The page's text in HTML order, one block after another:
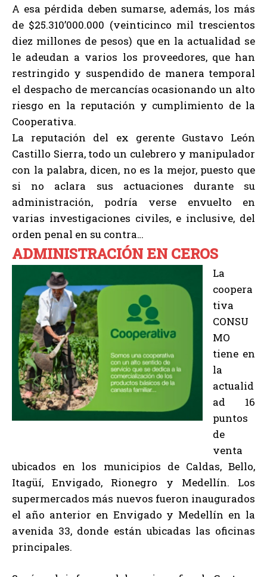
A esa pérdida deben sumarse, además, los más
de $25.310’000.000 (veinticinco mil trescientos
diez millones de pesos) que en la actualidad se
le adeudan a varios los proveedores, que han
restringido y suspendido de manera temporal
el despacho de mercancías ocasionando un alto
riesgo en la reputación y cumplimiento de la
Cooperativa.
La reputación del ex gerente Gustavo León
Castillo Sierra, todo un culebrero y manipulador
con la palabra, dicen, no es la mejor, puesto que
si no aclara sus actuaciones durante su
administración, podría verse envuelto en
varias investigaciones civiles, e inclusive, del
orden penal en su contra…
ADMINISTRACIÓN EN CEROS
La
coopera
tiva
CONSU
MO
tiene en
la
actualid
ad 16
puntos
de
venta
ubicados en los municipios de Caldas, Bello,
Itagüí, Envigado, Rionegro y Medellín. Los
supermercados más nuevos fueron inaugurados
el año anterior en Envigado y Medellín en la
avenida 33, donde están ubicadas las oficinas
principales.